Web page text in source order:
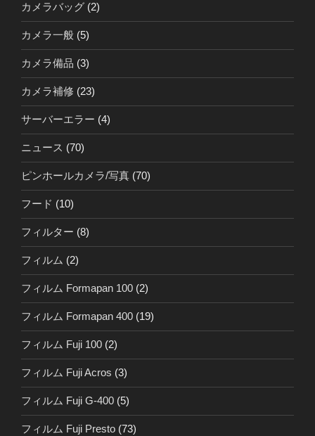
カメラバッグ (2)
カメラ一般 (5)
カメラ備品 (3)
カメラ補修 (23)
サーバーエラー (4)
ニュース (70)
ピンホールカメラ/写真 (70)
フード (10)
フィルター (8)
フィルム (2)
フィルム Formapan 100 (2)
フィルム Formapan 400 (19)
フィルム Fuji 100 (2)
フィルム Fuji Acros (3)
フィルム Fuji G-400 (5)
フィルム Fuji Presto (73)